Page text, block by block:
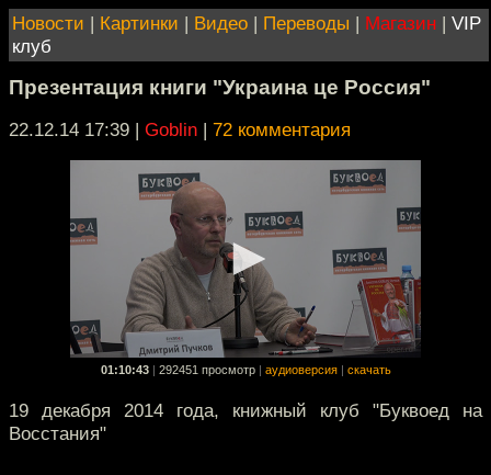
Новости | Картинки | Видео | Переводы | Магазин | VIP
клуб
Презентация книги "Украина це Россия"
22.12.14 17:39 | Goblin | 72 комментария
01:10:43 292451 просмотр аудиоверсия скачать
19 декабря 2014 года, книжный клуб "Буквоед на
Восстания"